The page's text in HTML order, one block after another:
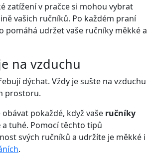
zatížení v pračce si mohou vybrat
vašich ručníků. Po každém praní
pomáhá udržet vaše ručníky měkké a
na vzduchu
dýchat. Vždy je sušte na vzduchu
prostoru.
pokaždé, když vaše ručníky
a tuhé. Pomocí těchto tipů
svých ručníků a udržíte je měkké i
.